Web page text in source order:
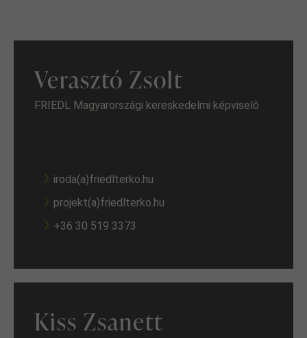
Verasztó Zsolt
FRIEDL Magyarországi kereskedelmi képviselő
iroda(a)friedlterko.hu
projekt(a)friedlterko.hu
+36 30 519 3373
Kiss Zsanett